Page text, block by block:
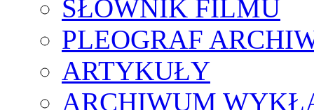
SŁOWNIK FILMU
PLEOGRAF
ARTYKUŁY
ARCHIWUM